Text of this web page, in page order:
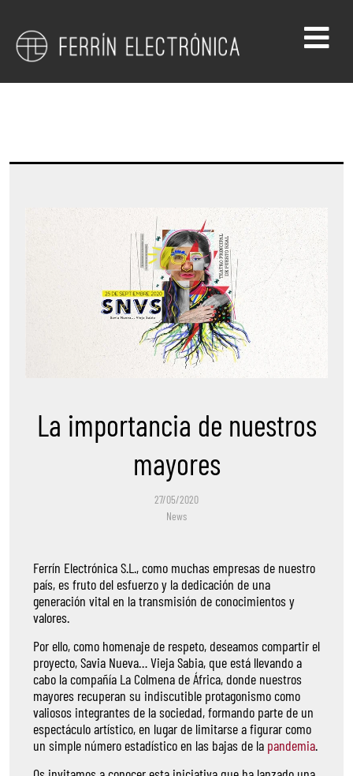
La importancia de nuestros
mayores
27/05/2020
News
Ferrín Electrónica S.L., como muchas empresas de nuestro
país, es fruto del esfuerzo y la dedicación de una
generación vital en la transmisión de conocimientos y
valores.
Por ello, como homenaje de respeto, deseamos compartir el
proyecto, Savia Nueva… Vieja Sabia, que está llevando a
cabo la compañía La Colmena de África, donde nuestros
mayores recuperan su indiscutible protagonismo como
valiosos integrantes de la sociedad, formando parte de un
espectáculo artístico, en lugar de limitarse a figurar como
un simple número estadístico en las bajas de la pandemia.